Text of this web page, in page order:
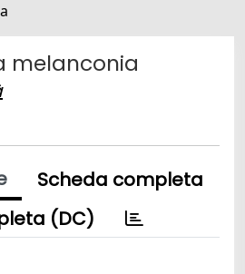
melanconia
Scheda completa
(DC)